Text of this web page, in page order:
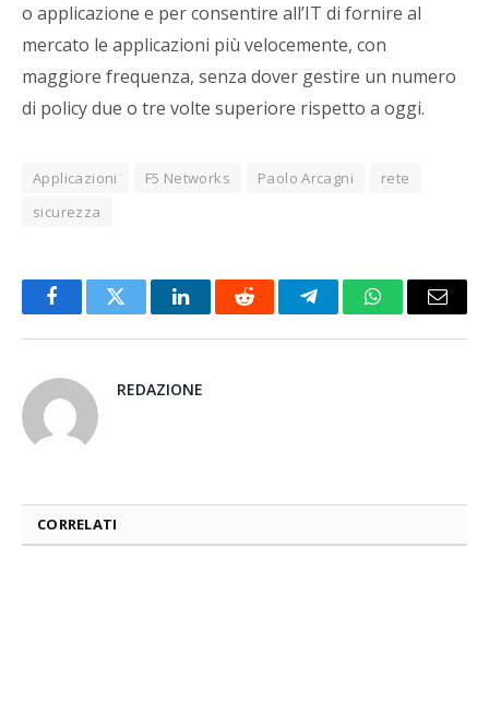
o applicazione e per consentire all’IT di fornire al
mercato le applicazioni più velocemente, con
maggiore frequenza, senza dover gestire un numero
di policy due o tre volte superiore rispetto a oggi.
Applicazioni F5 Networks Paolo Arcagni
rete
sicurezza
FacebookTwitter LinkedInReddit TelegramWhatsAppEmail
REDAZIONE
CORRELATI